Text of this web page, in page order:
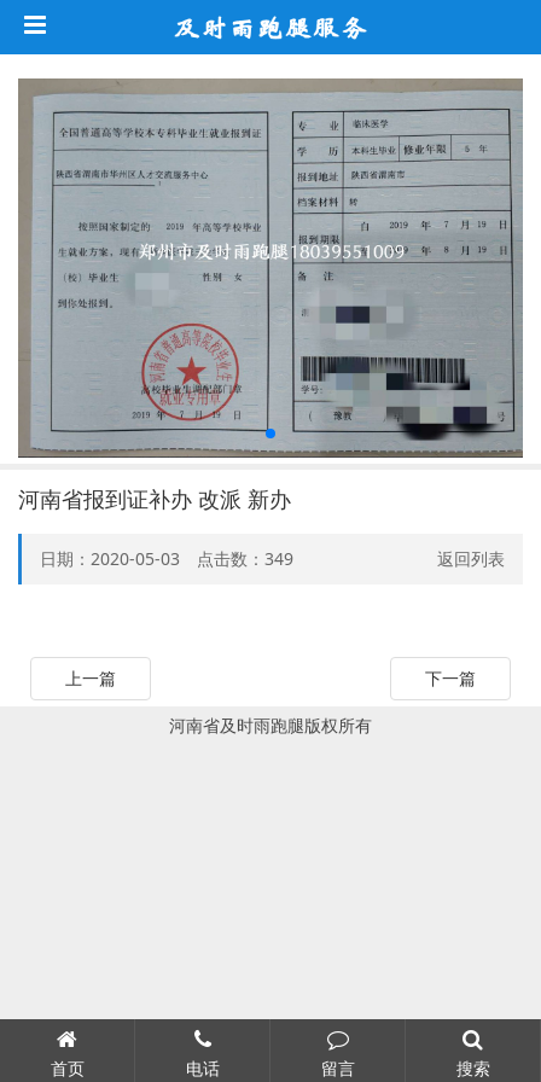
河南省报到证补办 改派 新办
日期：2020-05-03 点击数： 349 返回列表
上一篇 下一篇
河南省及时雨跑腿版权所有
首页 电话 留言 搜索